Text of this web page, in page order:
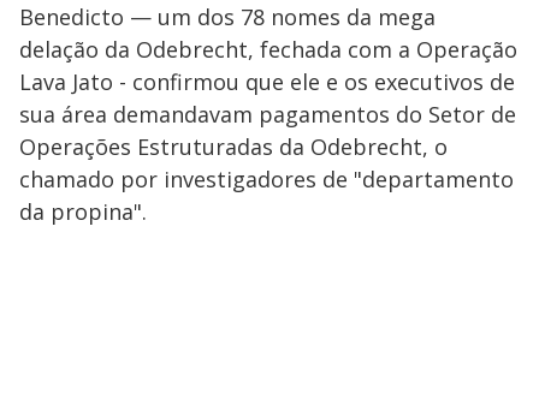
Benedicto — um dos 78 nomes da mega
delação da Odebrecht, fechada com a Operação
Lava Jato - confirmou que ele e os executivos de
sua área demandavam pagamentos do Setor de
Operações Estruturadas da Odebrecht, o
chamado por investigadores de "departamento
da propina".